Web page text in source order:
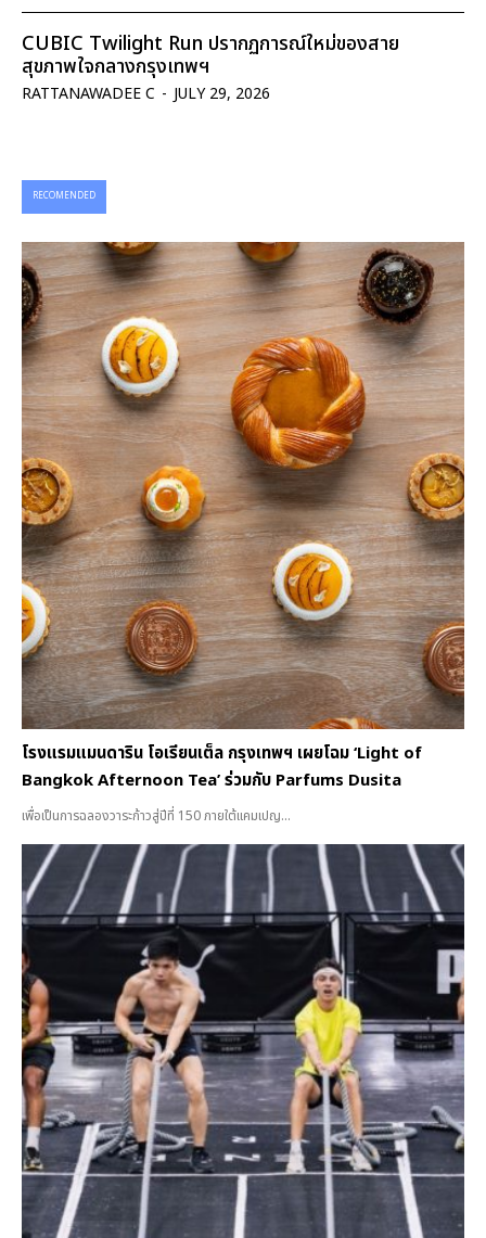
CUBIC Twilight Run ปรากฏการณ์ใหม่ของสาย
สุขภาพใจกลางกรุงเทพฯ
RATTANAWADEE C - JULY 29, 2026
RECOMENDED
โรงแรมแมนดาริน โอเรียนเต็ล กรุงเทพฯ เผยโฉม ‘Light of
Bangkok Afternoon Tea’ ร่วมกับ Parfums Dusita
เพื่อเป็นการฉลองวาระก้าวสู่ปีที่ 150 ภายใต้แคมเปญ...